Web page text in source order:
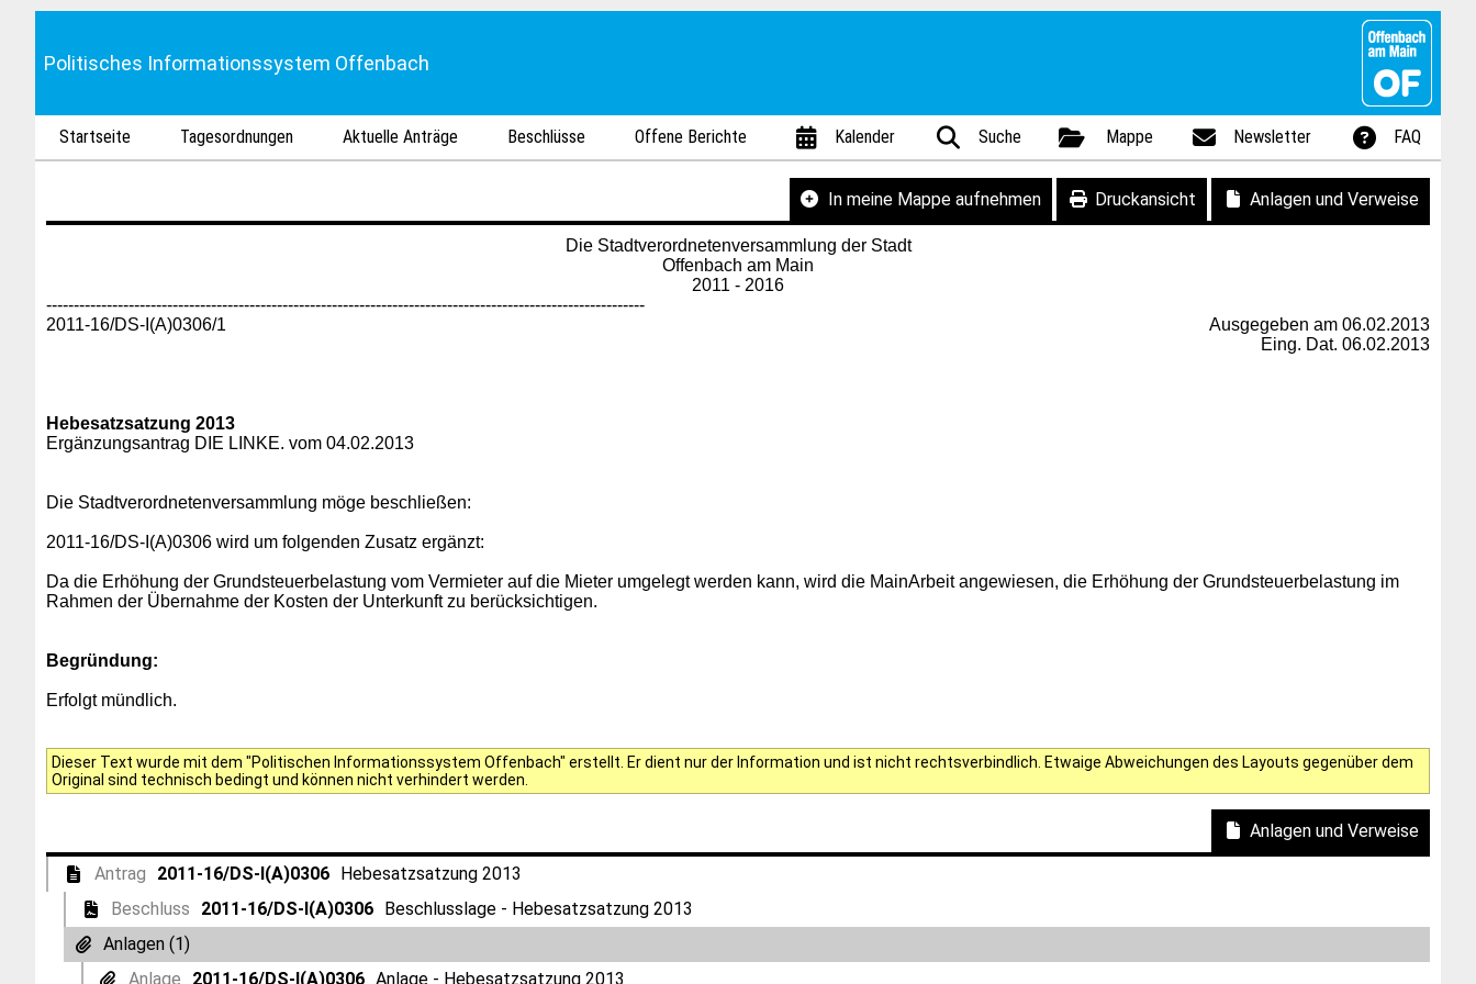
Politisches Informationssystem Offenbach
Startseite Tagesordnungen Aktuelle Anträge Beschlüsse Offene Berichte Kalender Suche Mappe Newsletter FAQ
In meine Mappe aufnehmen Druckansicht Anlagen und Verweise
Die Stadtverordnetenversammlung der Stadt
Offenbach am Main
2011 - 2016
-------------------------------------------------------------------------------------------------------------
2011-16/DS-I(A)0306/1
Ausgegeben am 06.02.2013
Eing. Dat. 06.02.2013
Hebesatzsatzung 2013
Ergänzungsantrag DIE LINKE. vom 04.02.2013
Die Stadtverordnetenversammlung möge beschließen:
2011-16/DS-I(A)0306 wird um folgenden Zusatz ergänzt:
Da die Erhöhung der Grundsteuerbelastung vom Vermieter auf die Mieter umgelegt werden kann, wird die MainArbeit angewiesen, die Erhöhung der Grundsteuerbelastung im
Rahmen der Übernahme der Kosten der Unterkunft zu berücksichtigen.
Begründung:
Erfolgt mündlich.
Dieser Text wurde mit dem "Politischen Informationssystem Offenbach" erstellt. Er dient nur der Information und ist nicht rechtsverbindlich. Etwaige Abweichungen des Layouts gegenüber dem
Original sind technisch bedingt und können nicht verhindert werden.
Anlagen und Verweise
Antrag 2011-16/DS-I(A)0306
Hebesatzsatzung 2013
Beschluss
2011-16/DS-I(A)0306 Beschlusslage - Hebesatzsatzung 2013
Anlagen (1)
Anlage
2011-16/DS-I(A)0306 Anlage - Hebesatzsatzung 2013